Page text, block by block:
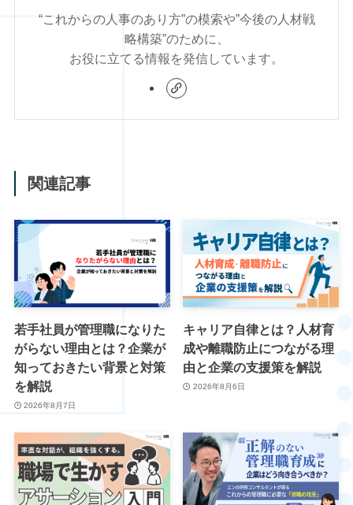
“これからの人事のあり方”の模索や”今後の人材戦
略構築”のために、
お役に立てる情報を発信しています。
関連記事
若手社員が管理職になりた
がらない理由とは？企業が
知っておきたい背景と対策
を解説
2026年8月7日
キャリア自律とは？人材育
成や離職防止につながる理
由と企業の支援策を解説
2026年8月6日